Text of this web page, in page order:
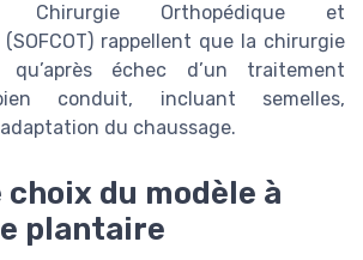
Chirurgie Orthopédique et
rappellent que la chirurgie
échec d’un traitement
conduit, incluant semelles,
du chaussage.
du modèle à
plantaire